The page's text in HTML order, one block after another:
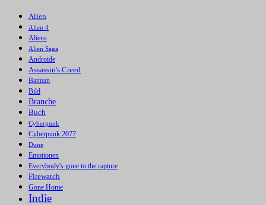
Alien
Alien 4
Aliens
Alien Saga
Androide
Assassin's Creed
Batman
Bild
Branche
Buch
Cyberpunk
Cyberpunk 2077
Dune
Emotionen
Everybody's gone to the rapture
Firewatch
Gone Home
Indie